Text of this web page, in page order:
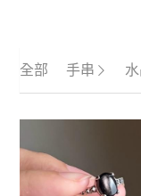
《蠟線編繩系
付款資訊
搜索
全部 手串